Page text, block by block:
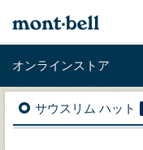
オンラインストア
サウスリム ハット